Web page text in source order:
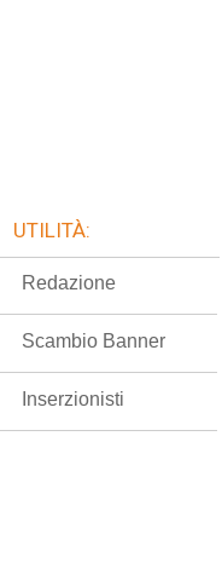
UTILITÀ:
Redazione
Scambio Banner
Inserzionisti